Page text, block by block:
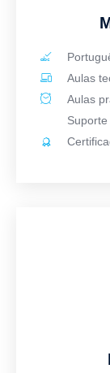
Aulas
Aulas